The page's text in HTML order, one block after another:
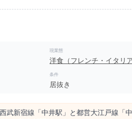
現業態
洋食（フレンチ・イタリア
条件
居抜き
新宿線「中井駅」と都営大江戸線「